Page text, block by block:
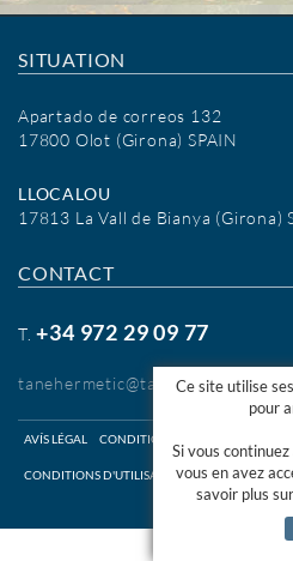
SITUATION
Apartado de correos 132
17800 Olot (Girona) SPAIN
LLOCALOU
17813 La Vall de Bianya (Girona)
CONTACT
T.+34 972 29 09 77
tanehermetic@tanehermetic.com
AVÍS LÉGAL CONDITIONS D'UTILISATION WEB
CONDITIONS D'UTILISATION SHOP ONLINE
Ce site utilise
pour
Si vous
vous en avez
savoir plus